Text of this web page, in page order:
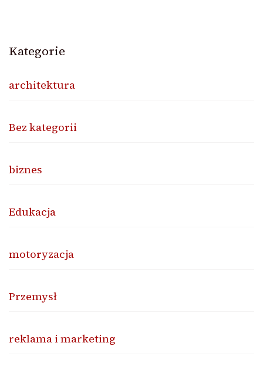
Kategorie
architektura
Bez kategorii
biznes
Edukacja
motoryzacja
Przemysł
reklama i marketing